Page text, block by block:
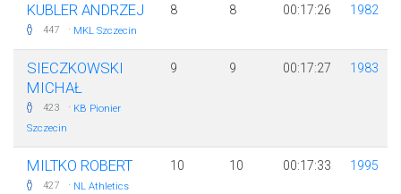
KUBLER ANDRZEJ
447 · MKL Szczecin
8 8 00:17:26 1982
SIECZKOWSKI
MICHAŁ
423 · KB Pionier
Szczecin
9 9 00:17:27 1983
MILTKO ROBERT
427 · NL Athletics
10 10 00:17:33 1995